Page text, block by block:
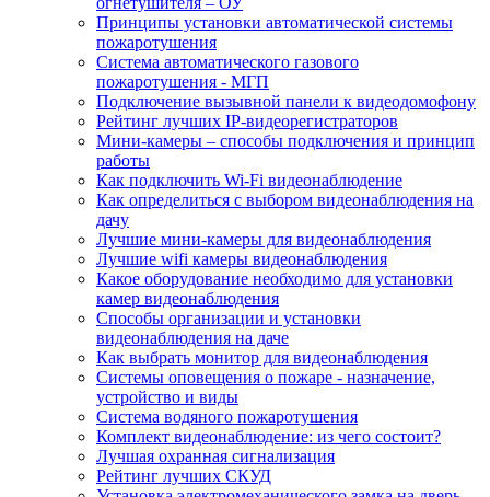
Принципы установки автоматической системы
пожаротушения
Система автоматического газового
пожаротушения - МГП
Подключение вызывной панели к видеодомофону
Рейтинг лучших IP-видеорегистраторов
Мини-камеры – способы подключения и принцип
работы
Как подключить Wi-Fi видеонаблюдение
Как определиться с выбором видеонаблюдения на
дачу
Лучшие мини-камеры для видеонаблюдения
Лучшие wifi камеры видеонаблюдения
Какое оборудование необходимо для установки
камер видеонаблюдения
Способы организации и установки
видеонаблюдения на даче
Как выбрать монитор для видеонаблюдения
Системы оповещения о пожаре - назначение,
устройство и виды
Система водяного пожаротушения
Комплект видеонаблюдение: из чего состоит?
Лучшая охранная сигнализация
Рейтинг лучших СКУД